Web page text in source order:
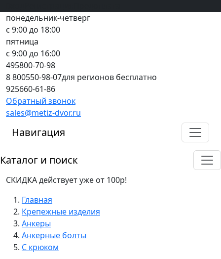
понедельник-четверг
с 9:00 до 18:00
пятница
с 9:00 до 16:00
495800-70-98
8 800550-98-07для регионов бесплатно
925660-61-86
Обратный звонок
sales@metiz-dvor.ru
Навигация
Каталог и поиск
СКИДКА действует уже от 100р!
Главная
Крепежные изделия
Анкеры
Анкерные болты
С крюком